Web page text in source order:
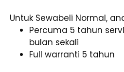
Untuk Sewabeli Normal,
Percuma 5 tahun
bulan sekali
Full warranti 5 tahun